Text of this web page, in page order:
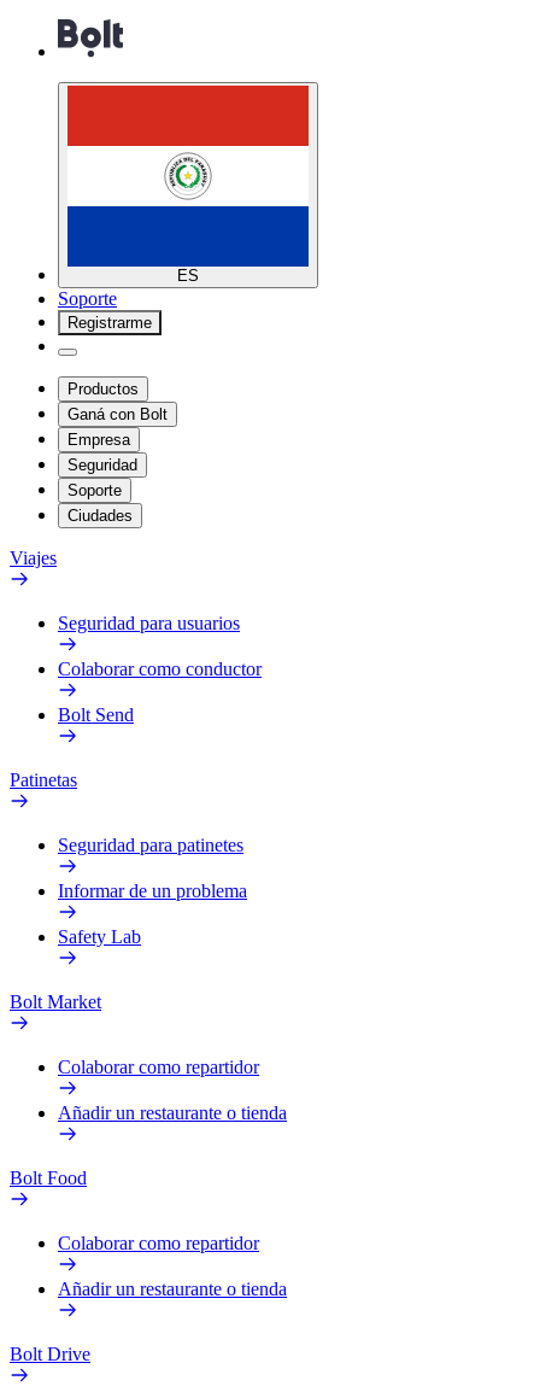
ES
Soporte
Registrarme
Productos
Ganá con Bolt
Empresa
Seguridad
Soporte
Ciudades
Viajes
Seguridad para usuarios
Colaborar como conductor
Bolt Send
Patinetas
Seguridad para patinetes
Informar de un problema
Safety Lab
Bolt Market
Colaborar como repartidor
Añadir un restaurante o tienda
Bolt Food
Colaborar como repartidor
Añadir un restaurante o tienda
Bolt Drive